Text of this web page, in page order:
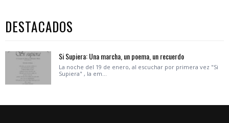
DESTACADOS
Si Supiera: Una marcha, un poema, un recuerdo
La noche del 19 de enero, al escuchar por primera vez "Si
Supiera" , la em...